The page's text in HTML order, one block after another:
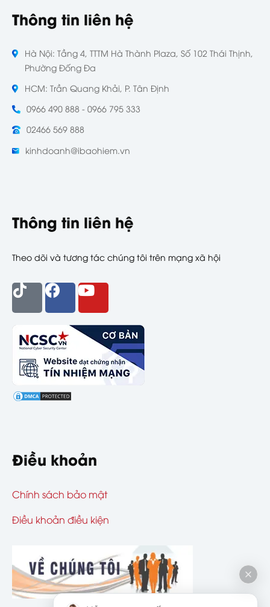
Thông tin liên hệ
Hà Nội: Tầng 4, TTTM Hà Thành Plaza, Số 102 Thái Thịnh,
Phường Đống Đa
HCM: Trần Quang Khải, P. Tân Định
0966 490 888 - 0966 795 333
02466 569 888
kinhdoanh@ibaohiem.vn
Thông tin liên hệ
Theo dõi và tương tác chúng tôi trên mạng xã hội
Điều khoản
Chính sách bảo mật
Điều khoản điều kiện